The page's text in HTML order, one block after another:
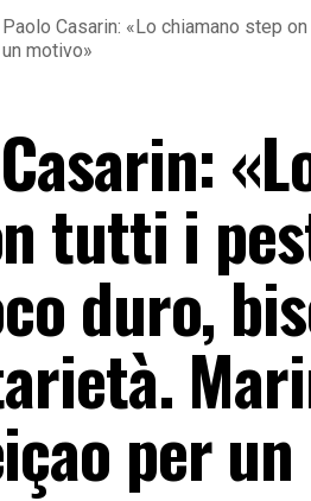
Paolo Casarin: «Lo chiamano step
motivo»
tutti i
duro,
per